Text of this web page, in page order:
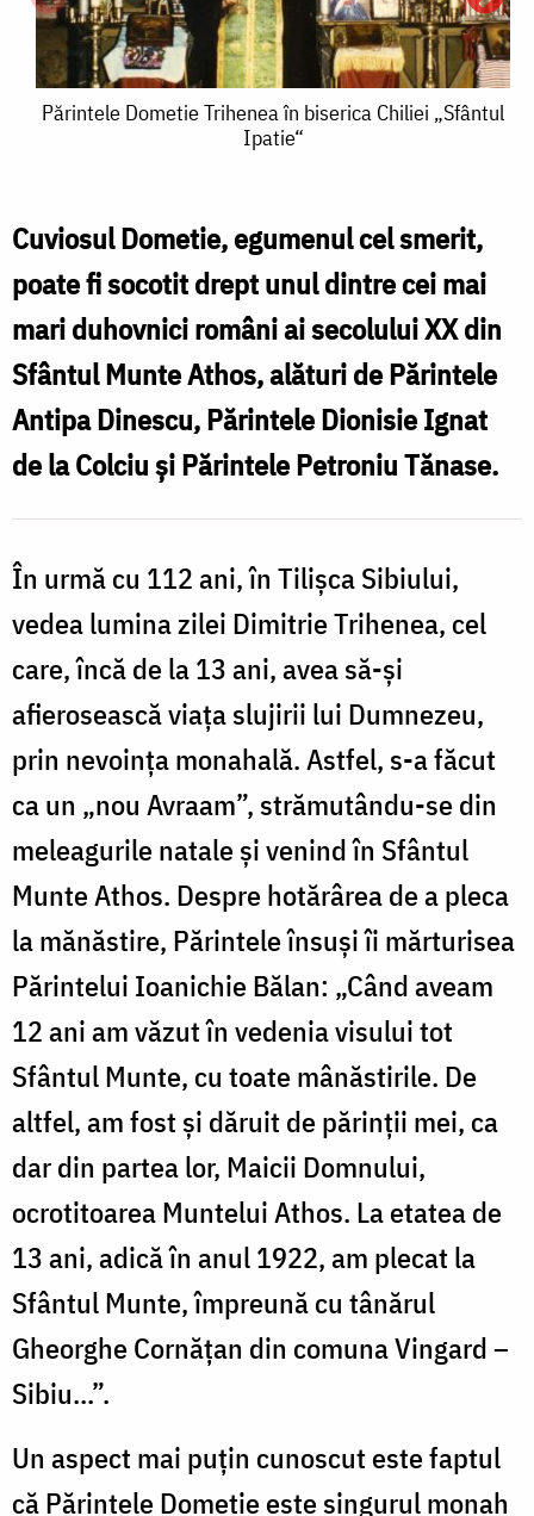
Părintele
în
biserica
Chiliei
„Sfântul
Ipatie“
Părintele Dometie Trihenea în biserica Chiliei „Sfântul
Ipatie“
Cuviosul Dometie, egumenul cel smerit,
poate fi socotit drept unul dintre cei mai
mari duhovnici români ai secolului XX din
Sfântul Munte Athos, alături de Părintele
Antipa Dinescu, Părintele Dionisie Ignat
de la Colciu și Părintele Petroniu Tănase.
În urmă cu 112 ani, în Tilișca Sibiului,
vedea lumina zilei Dimitrie Trihenea, cel
care, încă de la 13 ani, avea să-și
afierosească viața slujirii lui Dumnezeu,
prin nevoința monahală. Astfel, s-a făcut
ca un „nou Avraam”, strămutându-se din
meleagurile natale și venind în Sfântul
Munte Athos. Despre hotărârea de a pleca
la mănăstire, Părintele însuși îi mărturisea
Părintelui Ioanichie Bălan: „Când aveam
12 ani am văzut în vedenia visului tot
Sfântul Munte, cu toate mânăstirile. De
altfel, am fost și dăruit de părinții mei, ca
dar din partea lor, Maicii Domnului,
ocrotitoarea Muntelui Athos. La etatea de
13 ani, adică în anul 1922, am plecat la
Sfântul Munte, împreună cu tânărul
Gheorghe Cornățan din comuna Vingard –
Sibiu...”.
Un aspect mai puțin cunoscut este faptul
că Părintele Dometie este singurul monah